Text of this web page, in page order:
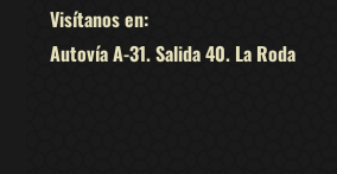
Visítanos en:
Autovía A-31. Salida 40. La Roda